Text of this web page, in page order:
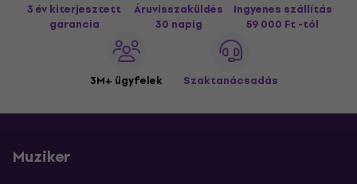
3 év kiterjesztett
garancia
Áruvisszaküldés
30 napig
Ingyenes szállítás
59 000 Ft -tól
3M+ ügyfelek Szaktanácsadás
Muziker